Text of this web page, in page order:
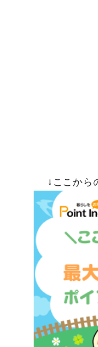
↓ここから